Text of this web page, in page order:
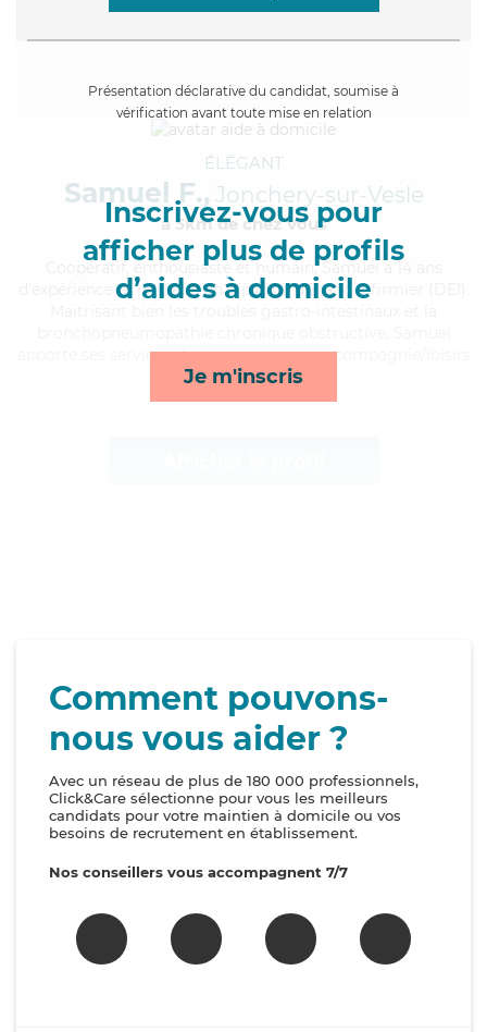
Présentation déclarative du candidat, soumise à
vérification avant toute mise en relation
Inscrivez-vous pour
afficher plus de profils
d’aides à domicile
Je m'inscris
ÉLÉGANT
Samuel F., Jonchery-sur-Vesle
à 5km de chez Vous
, enthousiaste et humain, Samuel a 14 ans
d'expérience et possède un diplôme d'Etat d'infirmier (DEI).
apporte ses services de transports, repas, compagnie/loisirs
et courses/livraison*
Comment pouvons-
nous vous aider ?
Avec un réseau de plus de 180 000 professionnels,
Click&Care sélectionne pour vous les meilleurs
candidats pour votre maintien à domicile ou vos
besoins de recrutement en établissement.
Nos conseillers vous accompagnent 7/7